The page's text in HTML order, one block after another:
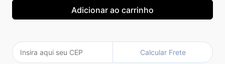
Calcular Frete